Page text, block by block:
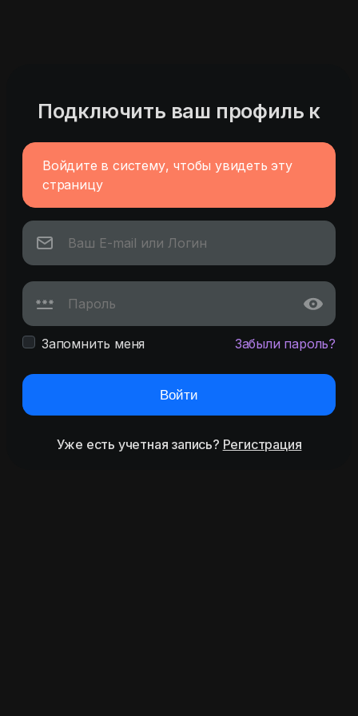
Подключить ваш профиль к
Войдите в систему, чтобы увидеть эту
страницу
Запомнить меня Забыли пароль?
Войти
Уже есть учетная запись? Регистрация